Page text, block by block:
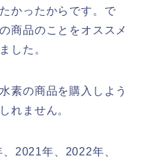
かったからです。で
商品のことをオススメ
した。
素の商品を購入しよう
れません。
2021年、2022年、